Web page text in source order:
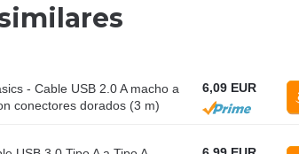
- Cable USB 2.0 A macho a
conectores dorados (3 m)
6,09 EUR